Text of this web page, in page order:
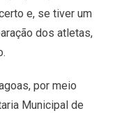
e, se tiver um
dos atletas,
por meio
Municipal de